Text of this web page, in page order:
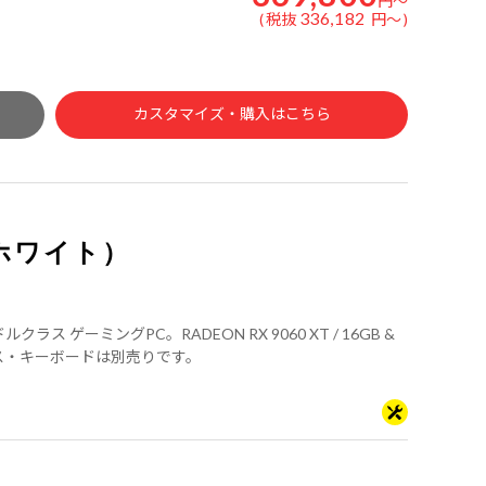
税抜 336,182 円～
カスタマイズ・購入はこちら
イト）
クラス ゲーミングPC。RADEON RX 9060 XT / 16GB &
キーボードは別売りです。